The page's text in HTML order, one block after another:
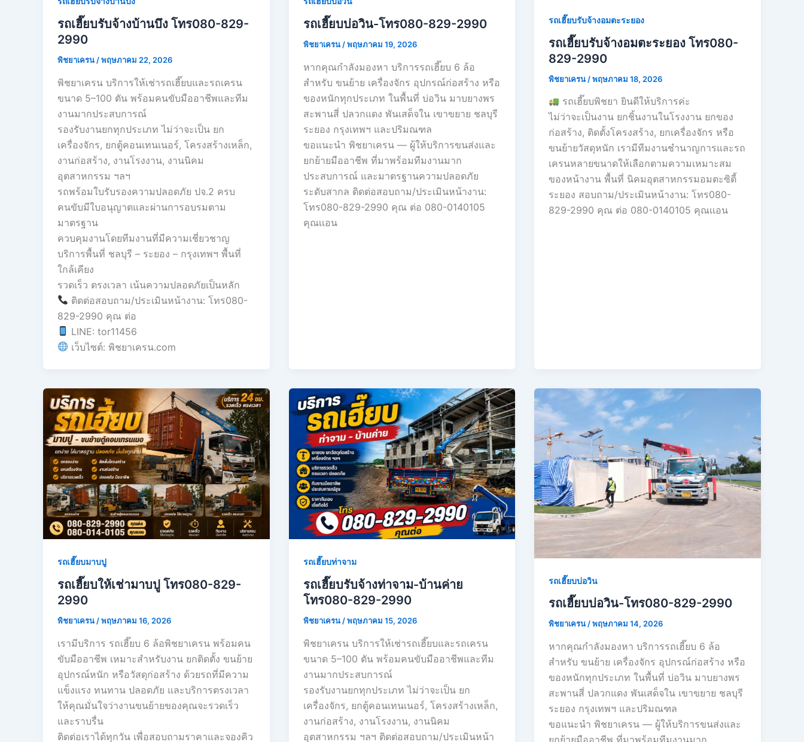
รถเฮี๊ยบรับจ้างบ้านบึง โทร080-829-
2990
พิชยาเครน /พฤษภาคม 22, 2026
พิชยาเครน บริการให้เช่ารถเฮี๊ยบและรถเครน
ขนาด 5–100 ตัน พร้อมคนขับมืออาชีพและทีม
งานมากประสบการณ์
รองรับงานยกทุกประเภท ไม่ว่าจะเป็น ยก
เครื่องจักร, ยกตู้คอนเทนเนอร์, โครงสร้างเหล็ก,
งานก่อสร้าง, งานโรงงาน, งานนิคม
อุตสาหกรรม ฯลฯ
รถพร้อมใบรับรองความปลอดภัย ปจ.2 ครบ
คนขับมีใบอนุญาตและผ่านการอบรมตาม
มาตรฐาน
ควบคุมงานโดยทีมงานที่มีความเชี่ยวชาญ
บริการพื้นที่ ชลบุรี – ระยอง – กรุงเทพฯ พื้นที่
ใกล้เคียง
รวดเร็ว ตรงเวลา เน้นความปลอดภัยเป็นหลัก
ติดต่อสอบถาม/ประเมินหน้างาน: โทร080-
829-2990 คุณ ต่อ
LINE: tor11456
เว็บไซต์: พิชยาเครน.com
รถเฮี๊ยบบ่อวิน-โทร080-829-2990
พิชยาเครน /พฤษภาคม 19, 2026
หากคุณกำลังมองหา บริการรถเฮี๊ยบ 6 ล้อ
สำหรับ ขนย้าย เครื่องจักร อุปกรณ์ก่อสร้าง หรือ
ของหนักทุกประเภท ในพื้นที่ บ่อวิน มาบยางพร
สะพานสี่ ปลวกแดง พันเสด็จใน เขาขยาย ชลบุรี
ระยอง กรุงเทพฯ และปริมณฑล
ขอแนะนำ พิชยาเครน — ผู้ให้บริการขนส่งและ
ยกย้ายมืออาชีพ ที่มาพร้อมทีมงานมาก
ประสบการณ์ และมาตรฐานความปลอดภัย
ระดับสากล ติดต่อสอบถาม/ประเมินหน้างาน:
โทร080-829-2990 คุณ ต่อ 080-0140105
คุณเเอน
รถเฮี๊ยบรับจ้างอมตะระยอง
รถเฮี๊ยบรับจ้างอมตะระยอง โทร080-
829-2990
พิชยาเครน /พฤษภาคม 18, 2026
รถเฮี๊ยบพิชยา ยินดีให้บริการค่ะ
ไม่ว่าจะเป็นงาน ยกชิ้นงานในโรงงาน ยกของ
ก่อสร้าง, ติดตั้งโครงสร้าง, ยกเครื่องจักร หรือ
ขนย้ายวัสดุหนัก เรามีทีมงานชำนาญการและรถ
เครนหลายขนาดให้เลือกตามความเหมาะสม
ของหน้างาน พื้นที่ นิคมอุตสาหกรรมอมตะซิตี้
ระยอง สอบถาม/ประเมินหน้างาน: โทร080-
829-2990 คุณ ต่อ 080-0140105 คุณเเอน
รถเฮี๊ยบมาบปู
รถเฮี๊ยบให้เช่ามาบปู โทร080-829-
2990
พิชยาเครน /พฤษภาคม 16, 2026
เรามีบริการ รถเฮี๊ยบ 6 ล้อพิชยาเครน พร้อมคน
ขับมืออาชีพ เหมาะสำหรับงาน ยกติดตั้ง ขนย้าย
อุปกรณ์หนัก หรือวัสดุก่อสร้าง ด้วยรถที่มีความ
แข็งแรง ทนทาน ปลอดภัย และบริการตรงเวลา
ให้คุณมั่นใจว่างานขนย้ายของคุณจะรวดเร็ว
และราบรื่น
ติดต่อเราได้ทุกวัน เพื่อสอบถามราคาและจองคิว
รถเฮี๊ยบท่าจาม
รถเฮี๊ยบรับจ้างท่าจาม-บ้านค่าย
โทร080-829-2990
พิชยาเครน /พฤษภาคม 15, 2026
พิชยาเครน บริการให้เช่ารถเฮี๊ยบและรถเครน
ขนาด 5–100 ตัน พร้อมคนขับมืออาชีพและทีม
งานมากประสบการณ์
รองรับงานยกทุกประเภท ไม่ว่าจะเป็น ยก
เครื่องจักร, ยกตู้คอนเทนเนอร์, โครงสร้างเหล็ก,
งานก่อสร้าง, งานโรงงาน, งานนิคม
อุตสาหกรรม ฯลฯ ติดต่อสอบถาม/ประเมินหน้า
รถเฮี๊ยบบ่อวิน
รถเฮี๊ยบบ่อวิน-โทร080-829-2990
พิชยาเครน/พฤษภาคม 14, 2026
หากคุณกำลังมองหา บริการรถเฮี๊ยบ 6 ล้อ
สำหรับ ขนย้าย เครื่องจักร อุปกรณ์ก่อสร้าง หรือ
ของหนักทุกประเภท ในพื้นที่ บ่อวิน มาบยางพร
สะพานสี่ ปลวกแดง พันเสด็จใน เขาขยาย ชลบุรี
ระยอง กรุงเทพฯ และปริมณฑล
ขอแนะนำ พิชยาเครน — ผู้ให้บริการขนส่งและ